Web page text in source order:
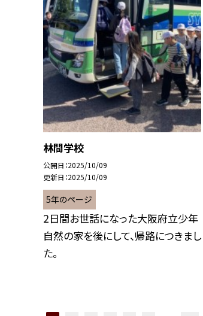
林間学校
公開日 2025/10/09
更新日 2025/10/09
5年のページ
2日間お世話になった大阪府立少年
自然の家を後にして、帰路につきまし
た。